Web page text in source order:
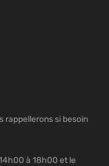
rappellerons si besoin
à 18h00 et le